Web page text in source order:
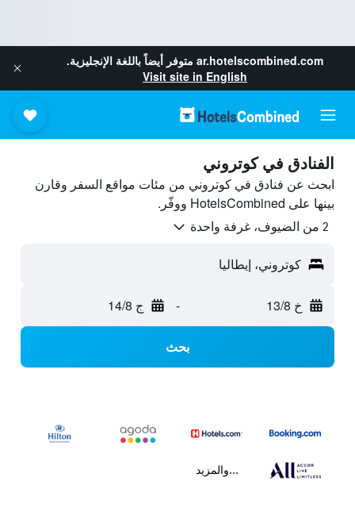
ar.hotelscombined.com متوفر أيضاً باللغة الإنجليزية.
Visit site in English
الفنادق في كوتروني
ابحث عن فنادق في كوتروني من مئات مواقع السفر وقارن
بينها على HotelsCombined ووفّر.
2 من الضيوف، غرفة واحدة
كوتروني، إيطاليا
خ 13/8 - ج 14/8
بحث
...والمزيد